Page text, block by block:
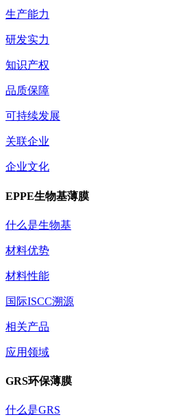
生产能力
研发实力
知识产权
品质保障
可持续发展
关联企业
企业文化
EPPE生物基薄膜
什么是生物基
材料优势
材料性能
国际ISCC溯源
相关产品
应用领域
GRS环保薄膜
什么是GRS